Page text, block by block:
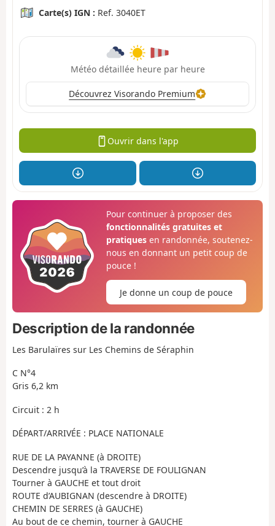
Carte(s) IGN : Ref. 3040ET
Météo détaillée heure par heure
Découvrez Visorando Premium
Ouvrir dans l'app
Pour continuer à proposer des
fonctionnalités gratuites et
pratiquesen randonnée, soutenez-
nous en donnant un petit coup de
pouce !
Je donne un coup de pouce
Description de la randonnée
Les Barulaïres sur Les Chemins de Séraphin
C N°4
Gris 6,2 km
Circuit : 2 h
DÉPART/ARRIVÉE : PLACE NATIONALE
RUE DE LA PAYANNE (à DROITE)
Descendre jusqu’à la TRAVERSE DE FOULIGNAN
Tourner à GAUCHE et tout droit
ROUTE d’AUBIGNAN (descendre à DROITE)
CHEMIN DE SERRES (à GAUCHE)
Au bout de ce chemin, tourner à GAUCHE